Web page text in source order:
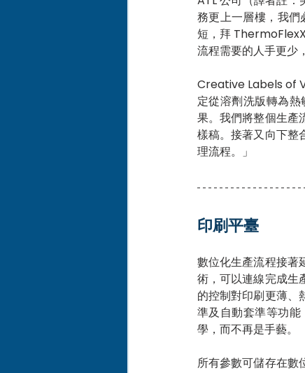
務更上一層樓，我們
短，拜
流程需要的人手更少
Creative Labels of
定從溶劑洗版轉為
果。我們將整個生產
樣稿。接著又向下整
理流程。」
印刷平臺
數位化生產流程接著
術，可以連線完成生
的控制對印刷更薄、
準及自動套準等功
學，而不再是手藝。
所有參數可儲存在數